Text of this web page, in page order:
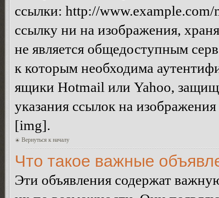
ссылки: http://
ссылку ни на изображения,
не является общедоступным
к которым необходима
ящики Hotmail или Yahoo,
указания ссылок на
[img].
Вернуться к началу
Что такое важные
Эти объявления содержат